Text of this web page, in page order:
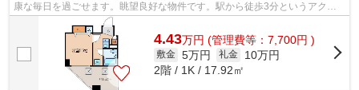
康な毎日を過ごせます。眺望良好な物件です。駅から徒歩3分というアクセ
ス良好な駅近物件はいかがですか。阪神...
4.43万円 (管理費等：7,700円 )
敷金 5万円 礼金
10万円
2階 / 1K / 17.92㎡